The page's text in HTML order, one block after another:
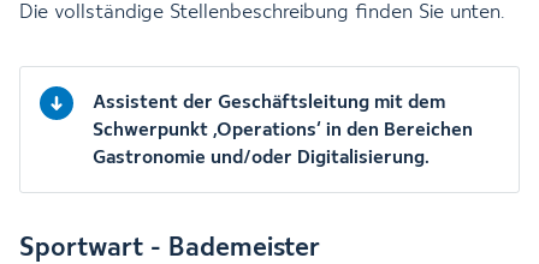
Die vollständige Stellenbeschreibung finden Sie unten.
Assistent der Geschäftsleitung mit dem
Schwerpunkt ‚Operations‘ in den Bereichen
Gastronomie und/oder Digitalisierung.
Sportwart - Bademeister